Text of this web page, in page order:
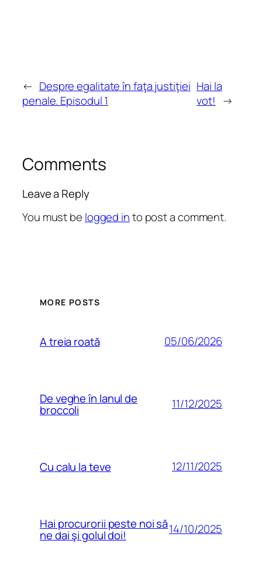
← Despre egalitate în faţa justiţiei
penale. Episodul 1
Hai la
vot! →
Comments
Leave a Reply
You must be logged into post a comment.
MORE POSTS
A treia roată 05/06/2026
De veghe în lanul de
broccoli 11/12/2025
Cu calu la teve 12/11/2025
Hai procurorii peste noi să
ne dai şi golul doi! 14/10/2025